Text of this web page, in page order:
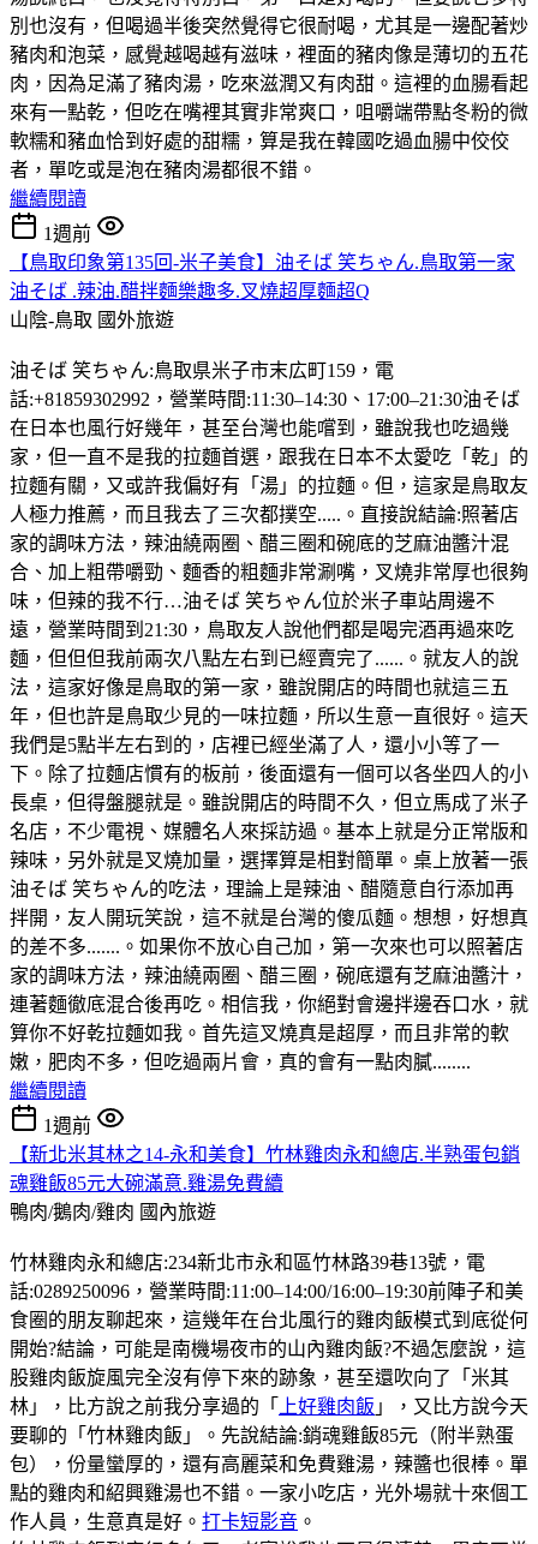
別也沒有，但喝過半後突然覺得它很耐喝，尤其是一邊配著炒
豬肉和泡菜，感覺越喝越有滋味，裡面的豬肉像是薄切的五花
肉，因為足滿了豬肉湯，吃來滋潤又有肉甜。這裡的血腸看起
來有一點乾，但吃在嘴裡其實非常爽口，咀嚼端帶點冬粉的微
軟糯和豬血恰到好處的甜糯，算是我在韓國吃過血腸中佼佼
者，單吃或是泡在豬肉湯都很不錯。
繼續閱讀
1週前
【鳥取印象第135回-米子美食】油そば 笑ちゃん.鳥取第一家
油そば .辣油.醋拌麵樂趣多.叉燒超厚麵超Q
山陰-鳥取 國外旅遊
油そば 笑ちゃん:鳥取県米子市末広町159，電
話:+81859302992，營業時間:11:30–14:30、17:00–21:30油そば
在日本也風行好幾年，甚至台灣也能嚐到，雖說我也吃過幾
家，但一直不是我的拉麵首選，跟我在日本不太愛吃「乾」的
拉麵有關，又或許我偏好有「湯」的拉麵。但，這家是鳥取友
人極力推薦，而且我去了三次都撲空.....。直接說結論:照著店
家的調味方法，辣油繞兩圈、醋三圈和碗底的芝麻油醬汁混
合、加上粗帶嚼勁、麵香的粗麵非常涮嘴，叉燒非常厚也很夠
味，但辣的我不行…油そば 笑ちゃん位於米子車站周邊不
遠，營業時間到21:30，鳥取友人說他們都是喝完酒再過來吃
麵，但但但我前兩次八點左右到已經賣完了......。就友人的說
法，這家好像是鳥取的第一家，雖說開店的時間也就這三五
年，但也許是鳥取少見的一味拉麵，所以生意一直很好。這天
我們是5點半左右到的，店裡已經坐滿了人，還小小等了一
下。除了拉麵店慣有的板前，後面還有一個可以各坐四人的小
長桌，但得盤腿就是。雖說開店的時間不久，但立馬成了米子
名店，不少電視、媒體名人來採訪過。基本上就是分正常版和
辣味，另外就是叉燒加量，選擇算是相對簡單。桌上放著一張
油そば 笑ちゃん的吃法，理論上是辣油、醋隨意自行添加再
拌開，友人開玩笑說，這不就是台灣的傻瓜麵。想想，好想真
的差不多.......。如果你不放心自己加，第一次來也可以照著店
家的調味方法，辣油繞兩圈、醋三圈，碗底還有芝麻油醬汁，
連著麵徹底混合後再吃。相信我，你絕對會邊拌邊吞口水，就
算你不好乾拉麵如我。首先這叉燒真是超厚，而且非常的軟
嫩，肥肉不多，但吃過兩片會，真的會有一點肉膩........
繼續閱讀
1週前
【新北米其林之14-永和美食】竹林雞肉永和總店.半熟蛋包銷
魂雞飯85元大碗滿意.雞湯免費續
鴨肉/鵝肉/雞肉 國內旅遊
竹林雞肉永和總店:234新北市永和區竹林路39巷13號，電
話:0289250096，營業時間:11:00–14:00/16:00–19:30前陣子和美
食圈的朋友聊起來，這幾年在台北風行的雞肉飯模式到底從何
開始?結論，可能是南機場夜市的山內雞肉飯?不過怎麼說，這
股雞肉飯旋風完全沒有停下來的跡象，甚至還吹向了「米其
林」，比方說之前我分享過的「
上好雞肉飯 」，又比方說今天
要聊的「竹林雞肉飯」。先說結論:銷魂雞飯85元（附半熟蛋
包），份量蠻厚的，還有高麗菜和免費雞湯，辣醬也很棒。單
點的雞肉和紹興雞湯也不錯。一家小吃店，光外場就十來個工
作人員，生意真是好。 打卡短影音 。